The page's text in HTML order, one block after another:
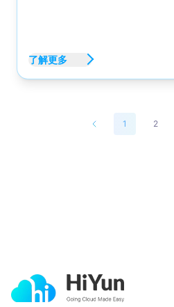
了解更多
1 2